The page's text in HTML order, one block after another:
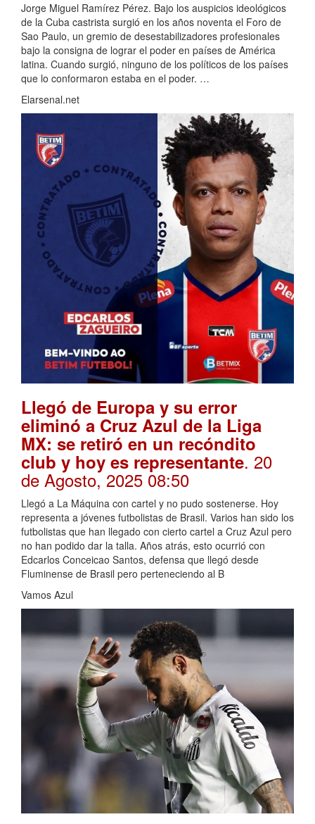
Jorge Miguel Ramírez Pérez. Bajo los auspicios ideológicos
de la Cuba castrista surgió en los años noventa el Foro de
Sao Paulo, un gremio de desestabilizadores profesionales
bajo la consigna de lograr el poder en países de América
latina. Cuando surgió, ninguno de los políticos de los países
que lo conformaron estaba en el poder. …
Elarsenal.net
Llegó de Europa y su error
eliminó a Cruz Azul de la Liga
MX: se retiró en un recóndito
club y hoy es representante. 20
de Agosto, 2025 08:50
Llegó a La Máquina con cartel y no pudo sostenerse. Hoy
representa a jóvenes futbolistas de Brasil. Varios han sido los
futbolistas que han llegado con cierto cartel a Cruz Azul pero
no han podido dar la talla. Años atrás, esto ocurrió con
Edcarlos Conceicao Santos, defensa que llegó desde
Fluminense de Brasil pero perteneciendo al B
Vamos Azul